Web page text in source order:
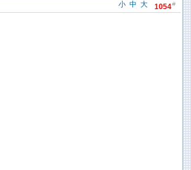
1054#
大
中
小